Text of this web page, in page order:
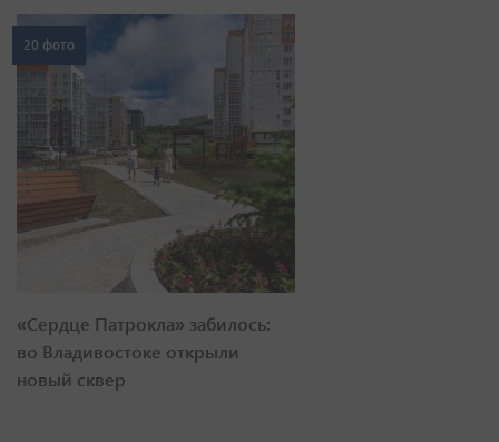
20 фото
«Сердце Патрокла» забилось:
во Владивостоке открыли
новый сквер